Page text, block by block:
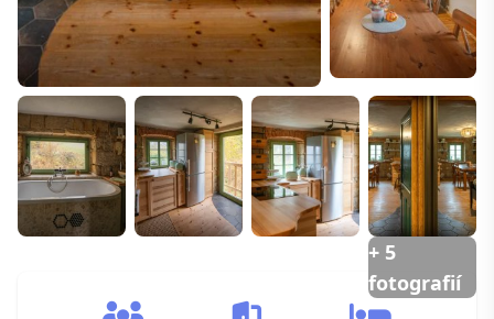
+ 5
fotografií